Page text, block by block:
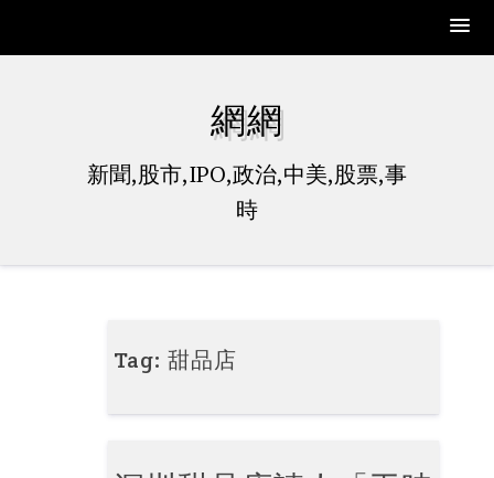
網網
新聞,股市,IPO,政治,中美,股票,事
時
Tag:甜品店